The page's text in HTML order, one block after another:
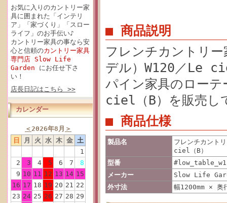
お気に入りのカントリー家
具に囲まれた「インテリ
ア」「家づくり」「スロー
ライフ」のお手伝い♪
カントリー家具の事なら安
心と信頼のカントリー家具
専門店 Slow Life
Garden にお任せ下さ
い！
店長日記はこちら >>
カレンダー
＜2026年8月 ＞
日
月 火 水 木 金 土
1
2
3 4 5 6 7
8
9 10 11 12 13 14 15
16 17 18 19 20 21 22
23 24 25 26 27 28 29
■ 商品説明
フレンチカントリ
デル）W120／Le
パイン家具のローテ
ciel（B）を販売し
■ 商品仕様
製品名
フレンチカント
ciel（B）
型番
メーカー
Slow Life
外寸法
幅1200mm × 奥